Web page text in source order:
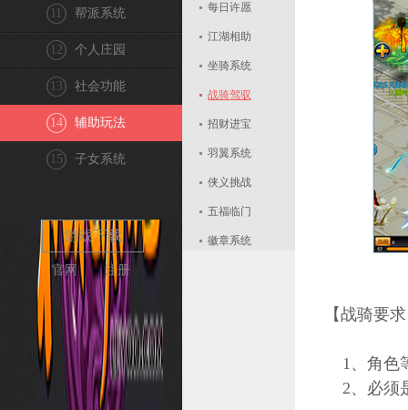
帮派系统
11
个人庄园
12
社会功能
13
辅助玩法
14
子女系统
15
游戏下载
官网 注册
每日许愿
江湖相助
坐骑系统
战骑驾驭
招财进宝
羽翼系统
侠义挑战
五福临门
徽章系统
【战骑要
1、角色
2、必须